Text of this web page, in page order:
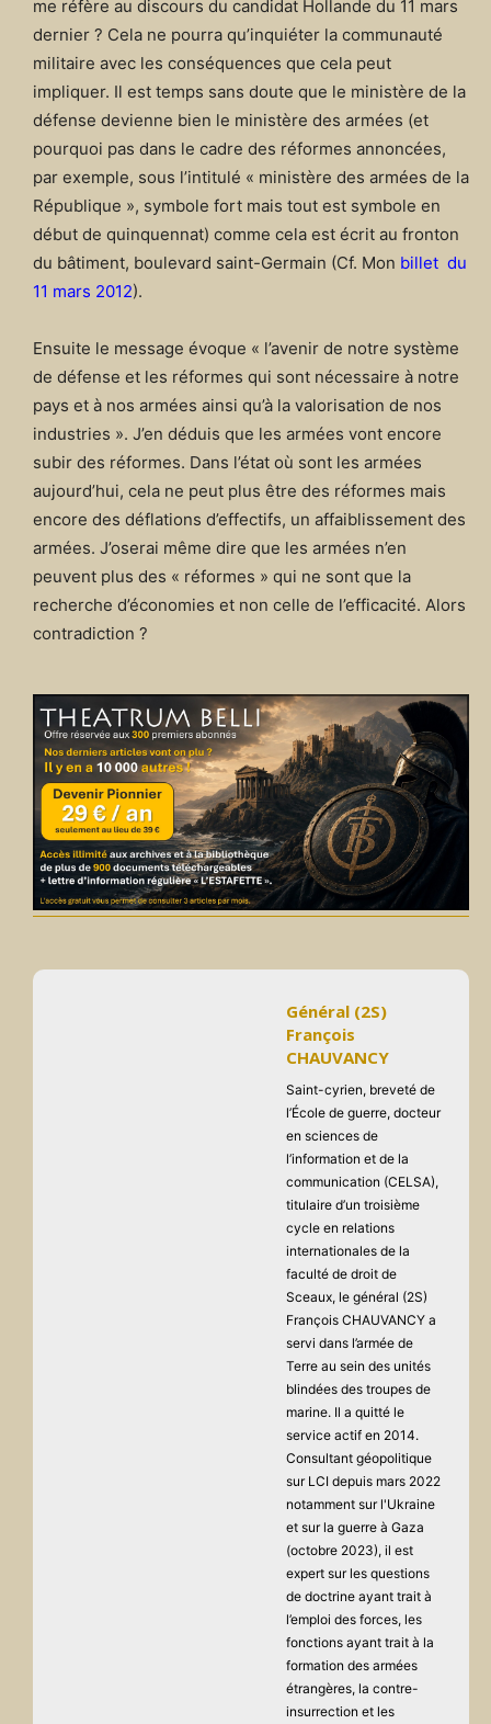
me réfère au discours du candidat Hollande du 11 mars
dernier ? Cela ne pourra qu’inquiéter la communauté
militaire avec les conséquences que cela peut
impliquer. Il est temps sans doute que le ministère de la
défense devienne bien le ministère des armées (et
pourquoi pas dans le cadre des réformes annoncées,
par exemple, sous l’intitulé « ministère des armées de la
République », symbole fort mais tout est symbole en
début de quinquennat) comme cela est écrit au fronton
du bâtiment, boulevard saint-Germain (Cf. Mon billet du
11 mars 2012).
Ensuite le message évoque « l’avenir de notre système
de défense et les réformes qui sont nécessaire à notre
pays et à nos armées ainsi qu’à la valorisation de nos
industries ». J’en déduis que les armées vont encore
subir des réformes. Dans l’état où sont les armées
aujourd’hui, cela ne peut plus être des réformes mais
encore des déflations d’effectifs, un affaiblissement des
armées. J’oserai même dire que les armées n’en
peuvent plus des « réformes » qui ne sont que la
recherche d’économies et non celle de l’efficacité. Alors
contradiction ?
Général (2S)
François
CHAUVANCY
Saint-cyrien, breveté de
l’École de guerre, docteur
en sciences de
l’information et de la
communication (CELSA),
titulaire d’un troisième
cycle en relations
internationales de la
faculté de droit de
Sceaux, le général (2S)
François CHAUVANCY a
servi dans l’armée de
Terre au sein des unités
blindées des troupes de
marine. Il a quitté le
service actif en 2014.
Consultant géopolitique
sur LCI depuis mars 2022
notamment sur l'Ukraine
et sur la guerre à Gaza
(octobre 2023), il est
expert sur les questions
de doctrine ayant trait à
l’emploi des forces, les
fonctions ayant trait à la
formation des armées
étrangères, la contre-
insurrection et les